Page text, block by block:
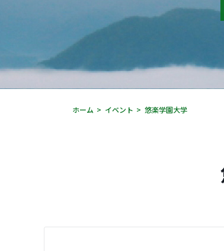
ホーム イベント 悠楽学園大学